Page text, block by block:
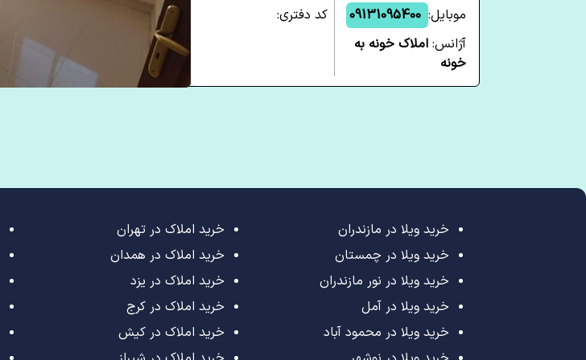
موبایل: 09131095400
آژانس: املاک خونه به
خونه
کد دفتری:
خرید ویلا در مازندران
خرید ویلا در چمستان
خرید ویلا در نور مازندران
خرید ویلا در آمل
خرید ویلا در محمود آباد
خرید املاک در تهران
خرید املاک در همدان
خرید املاک در یزد
خرید املاک در کرج
خرید املاک در کیش